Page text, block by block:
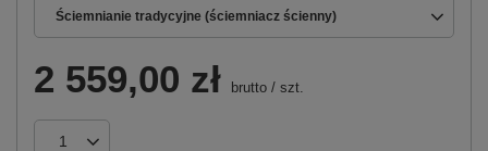
Ściemnianie tradycyjne (ściemniacz ścienny)
2 559,00 zł brutto / szt.